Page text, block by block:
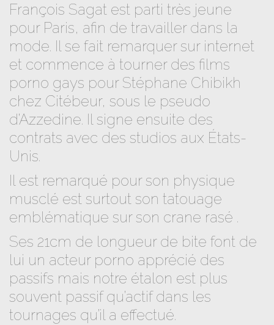
François Sagat est parti très jeune
pour Paris, afin de travailler dans la
mode. Il se fait remarquer sur internet
et commence à tourner des films
porno gays pour Stéphane Chibikh
chez Citébeur, sous le pseudo
d’Azzedine. Il signe ensuite des
contrats avec des studios aux États-
Unis.
Il est remarqué pour son physique
musclé est surtout son tatouage
emblématique sur son crane rasé .
Ses 21cm de longueur de bite font de
lui un acteur porno apprécié des
passifs mais notre étalon est plus
souvent passif qu’actif dans les
tournages qu’il a effectué.